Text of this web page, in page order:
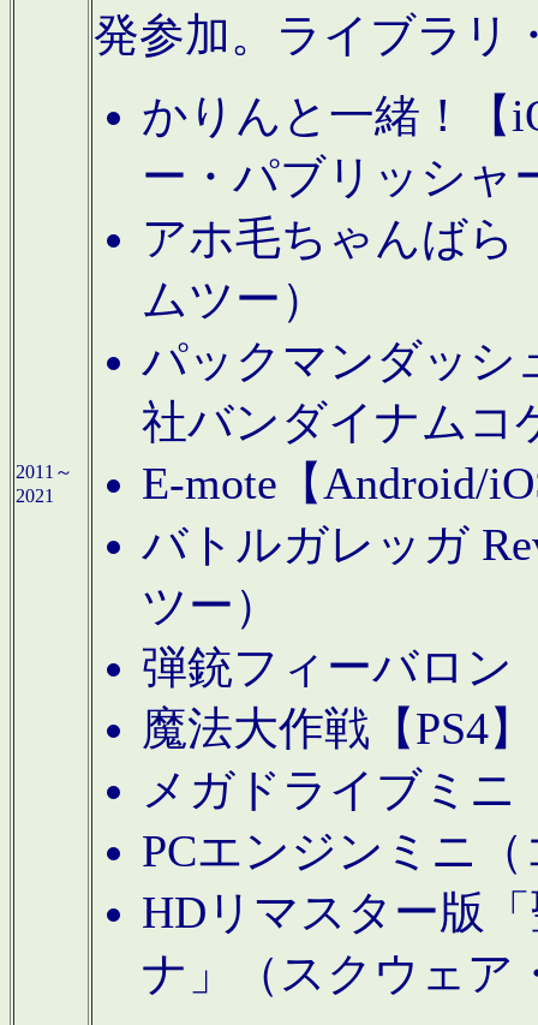
2011～
2021
発参加。ライブラリ
かりんと一緒！【
ー・パブリッシャ
アホ毛ちゃんばら
ムツー）
パックマンダッシ
社バンダイナムコ
E-mote【Android/
バトルガレッガ
ツー）
弾銃フィーバロン
魔法大作戦【PS4
メガドライブミニ
PCエンジンミニ
HDリマスター版
ナ」（スクウェア